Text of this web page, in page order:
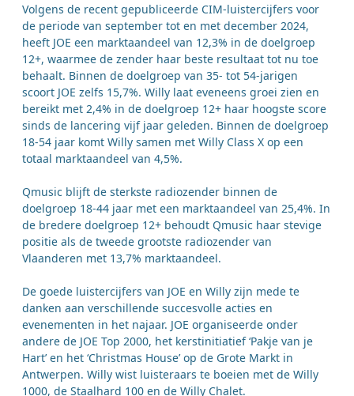
Volgens de recent gepubliceerde CIM-luistercijfers voor
de periode van september tot en met december 2024,
heeft JOE een marktaandeel van 12,3% in de doelgroep
12+, waarmee de zender haar beste resultaat tot nu toe
behaalt. Binnen de doelgroep van 35- tot 54-jarigen
scoort JOE zelfs 15,7%. Willy laat eveneens groei zien en
bereikt met 2,4% in de doelgroep 12+ haar hoogste score
sinds de lancering vijf jaar geleden. Binnen de doelgroep
18-54 jaar komt Willy samen met Willy Class X op een
totaal marktaandeel van 4,5%.
Qmusic blijft de sterkste radiozender binnen de
doelgroep 18-44 jaar met een marktaandeel van 25,4%. In
de bredere doelgroep 12+ behoudt Qmusic haar stevige
positie als de tweede grootste radiozender van
Vlaanderen met 13,7% marktaandeel.
De goede luistercijfers van JOE en Willy zijn mede te
danken aan verschillende succesvolle acties en
evenementen in het najaar. JOE organiseerde onder
andere de JOE Top 2000, het kerstinitiatief ‘Pakje van je
Hart’ en het ‘Christmas House’ op de Grote Markt in
Antwerpen. Willy wist luisteraars te boeien met de Willy
1000, de Staalhard 100 en de Willy Chalet.